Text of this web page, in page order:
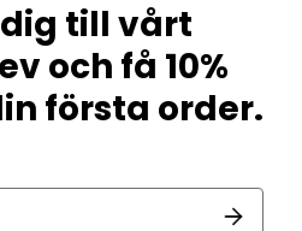
till vårt
och få 10%
första order.